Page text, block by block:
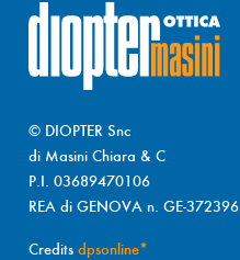
© DIOPTER Snc
di Masini Chiara & C
P.I. 03689470106
REA di GENOVA n. GE-372396
Credits dpsonline*